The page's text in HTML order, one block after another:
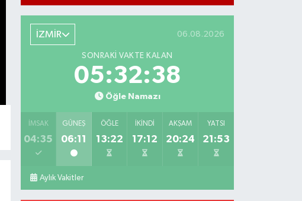
İZMİR 06.08.2026
SONRAKI VAKTE KALAN
05:32:37
Öğle Namazı
İMSAK
04:35
GÜNEŞ
06:11
ÖĞLE
13:22
İKINDI
17:12
AKŞAM
20:24
YATSI
21:53
Aylık Vakitler